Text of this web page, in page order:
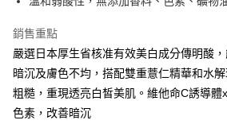
相關說明
【關於「AFTEE先享後付」】
AFTEE先享後付是「在收到商品之後才付款」的
１．簡單：不需註冊會員、不需綁卡、不需儲值
２．便利：只要手機號碼，簡訊認證，即可結帳。
即享券
運送方式
銷售重點
嚴選日本厚生省核准有效美白成分傳明酸
暗沉及膚色不均，搭配雙重薏仁精華和水
粗糙，重現透亮白皙美肌。維他命C誘導體
色素，改善暗沉